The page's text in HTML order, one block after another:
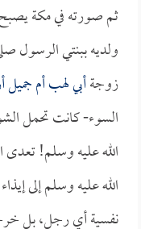
ثم صورته في مكة
ولديه ببنتي الرسول
زوجةأبي لهبأم
السوء- كانت تحمل
الله عليه وسلم! تعدى
الله عليه وسلم إلى
نفسية أي رجل، بل